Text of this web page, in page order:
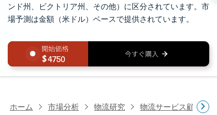
ンド州、ビクトリア州、その他）に区分されています。市
場予測は金額（米ドル）ベースで提供されています。
4750
ホーム 市場分析 物流研究 物流サービス顧客研究